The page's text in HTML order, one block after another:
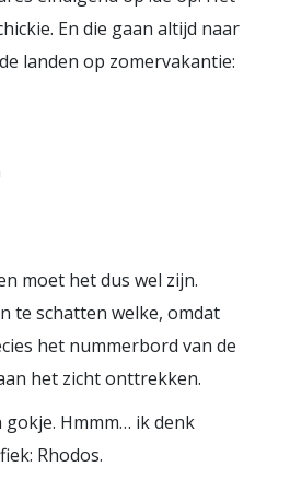
En die gaan altijd naar
landen op zomervakantie:
moet het dus wel zijn.
te schatten welke, omdat
het nummerbord van de
het zicht onttrekken.
Hmmm… ik denk
Rhodos.